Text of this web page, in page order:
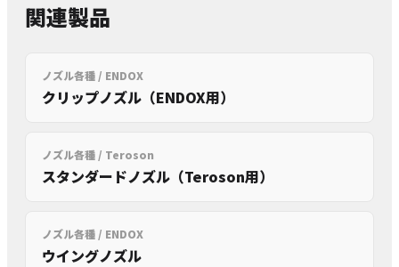
関連製品
ノズル各種 / ENDOX
クリップノズル（ENDOX用）
ノズル各種 / Teroson
スタンダードノズル（Teroson用）
ノズル各種 / ENDOX
ウイングノズル